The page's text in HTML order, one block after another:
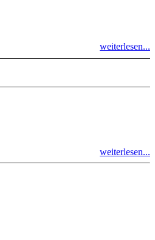
weiterlesen...
weiterlesen...